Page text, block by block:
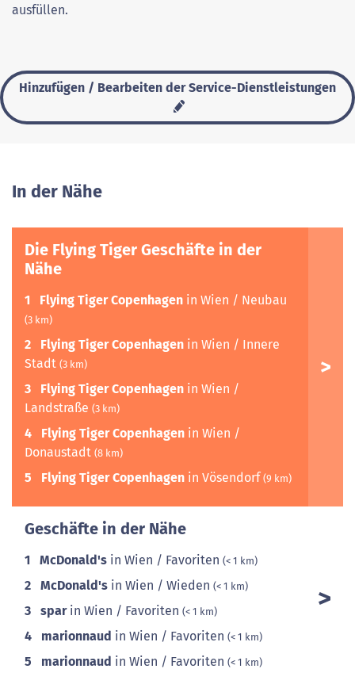
ausfüllen.
Hinzufügen / Bearbeiten der Service-Dienstleistungen
In der Nähe
Die Flying Tiger Geschäfte in der
Nähe
1 Flying Tiger Copenhagen in Wien / Neubau
(3 km)
2 Flying Tiger Copenhagen in Wien / Innere
Stadt (3 km)
3 Flying Tiger Copenhagen in Wien /
Landstraße (3 km)
4 Flying Tiger Copenhagen in Wien /
Donaustadt (8 km)
5 Flying Tiger Copenhagen in Vösendorf (9 km)
Geschäfte in der Nähe
1 McDonald's in Wien / Favoriten (< 1 km)
2 McDonald's in Wien / Wieden (< 1 km)
3 sparin Wien / Favoriten (< 1 km)
4 marionnaud in Wien / Favoriten (< 1 km)
5 marionnaud in Wien / Favoriten (< 1 km)